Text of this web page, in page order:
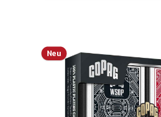
Neu